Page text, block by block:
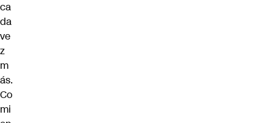
ca
da
ve
z
m
ás.
Co
mi